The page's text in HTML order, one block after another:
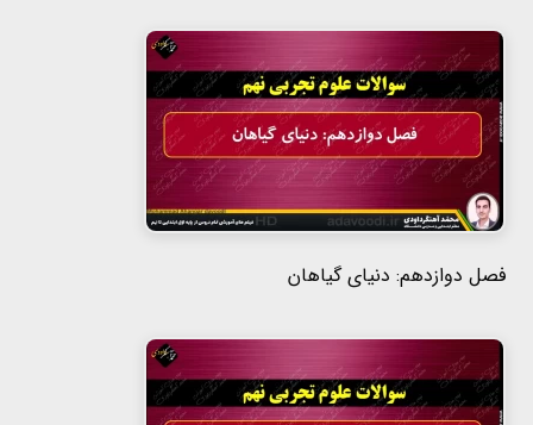
فصل دوازدهم: دنیای گیاهان